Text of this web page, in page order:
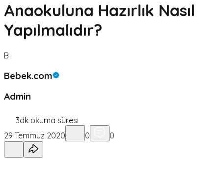
Anaokuluna Hazırlık Nasıl
Yapılmalıdır?
B
Bebek.com
Admin
3dk okuma süresi
29 Temmuz 2020
0 0